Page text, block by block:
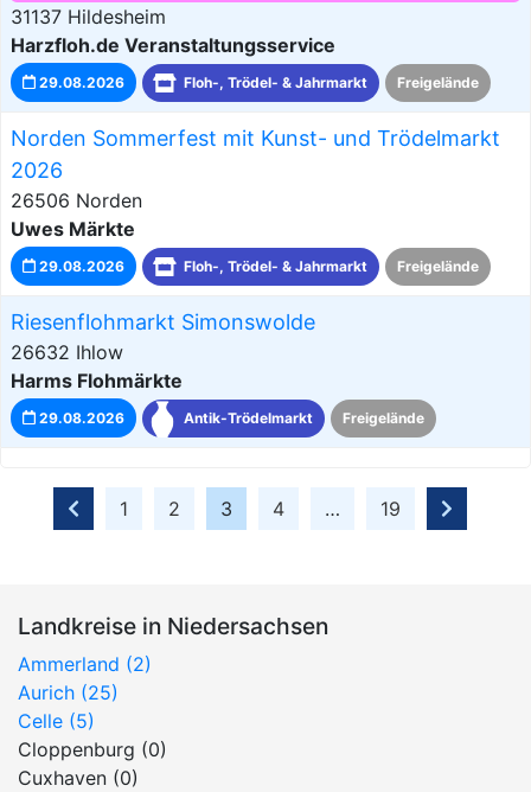
31137 Hildesheim
Harzfloh.de Veranstaltungsservice
29.08.2026 Floh-, Trödel- & Jahrmarkt Freigelände
Norden Sommerfest mit Kunst- und Trödelmarkt
2026
26506 Norden
Uwes Märkte
29.08.2026 Floh-, Trödel- & Jahrmarkt Freigelände
Riesenflohmarkt Simonswolde
26632 Ihlow
Harms Flohmärkte
29.08.2026 Antik-Trödelmarkt Freigelände
1 2 3 4 … 19
Landkreise in Niedersachsen
Ammerland (2)
Aurich (25)
Celle (5)
Cloppenburg (0)
Cuxhaven (0)